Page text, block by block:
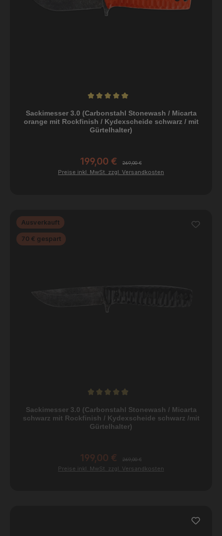
Sackimesser 3.0 (Carbonstahl Stonewash / Micarta
orange mit Rockfinish / Kydexscheide schwarz / mit
Gürtelhalter)
Verkaufspreis:
199,00 € 269,00 €
Preise inkl. MwSt. zzgl. Versandkosten
Ausverkauft
70 € gespartRabatt
Sackimesser 3.0 (Carbonstahl Stonewash / Micarta
schwarz mit Rockfinish / Kydexscheide schwarz /mit
Gürtelhalter)
Verkaufspreis:
199,00 € 269,00 €
Preise inkl. MwSt. zzgl. Versandkosten